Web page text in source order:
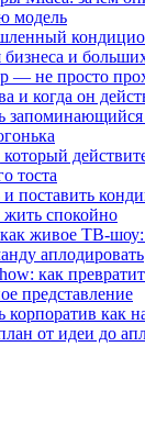
модель
бизнеса и
— не просто
и когда он
тоста
поставить
спокойно
живое
аплодировать
как
представление
корпоратив как
от идеи до